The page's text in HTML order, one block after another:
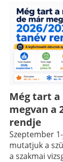
Még tart
megvan a
rendje
Szeptember
mutatjuk a
a szakmai